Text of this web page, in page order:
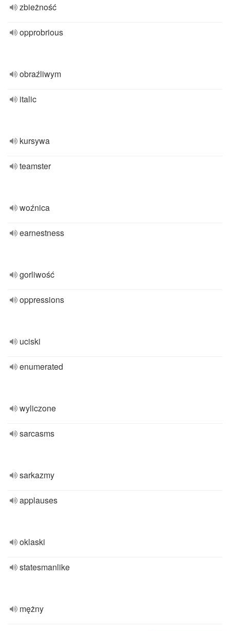
zbieżność
opprobrious
obraźliwym
italic
kursywa
teamster
woźnica
earnestness
gorliwość
oppressions
uciski
enumerated
wyliczone
sarcasms
sarkazmy
applauses
oklaski
statesmanlike
mężny